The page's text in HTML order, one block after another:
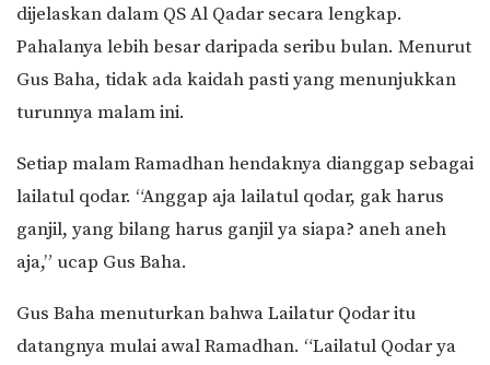
dijelaskan dalam QS Al Qadar secara lengkap.
Pahalanya lebih besar daripada seribu bulan. Menurut
Gus Baha, tidak ada kaidah pasti yang menunjukkan
turunnya malam ini.
Setiap malam Ramadhan hendaknya dianggap sebagai
lailatul qodar. “Anggap aja lailatul qodar, gak harus
ganjil, yang bilang harus ganjil ya siapa? aneh aneh
aja,” ucap Gus Baha.
Gus Baha menuturkan bahwa Lailatur Qodar itu
datangnya mulai awal Ramadhan. “Lailatul Qodar ya